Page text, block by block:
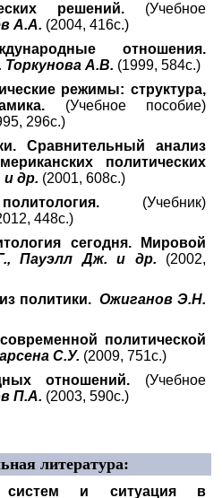
решений. (Учебное
А.А. (2004, 416с.)
отношения.
Торкунова А.В. (1999, 584с.)
режимы: структура,
(Учебное пособие)
296с.)
Сравнительный анализ
политических
др. (2001, 608с.)
(Учебник)
448с.)
сегодня. Мировой
Пауэлл Дж. и др. (2002,
политики.Ожиганов Э.Н.
политической
С.У. (2009, 751с.)
отношений. (Учебное
П.А. (2003, 590с.)
литература:
и ситуация в